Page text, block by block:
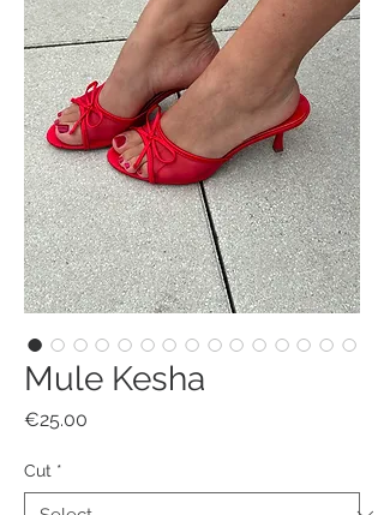
Mule Kesha
€25.00
Cut *